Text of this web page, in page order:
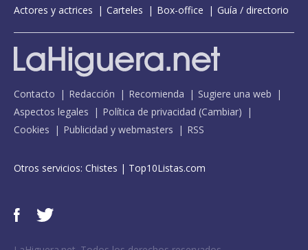
Actores y actrices
Carteles Box-office Guía / directorio
Contacto Redacción Recomienda
Sugiere una web
Aspectos legales
Política de privacidad (Cambiar)
Cookies
Publicidad y webmasters RSS
Otros servicios: Chistes | Top10Listas.com